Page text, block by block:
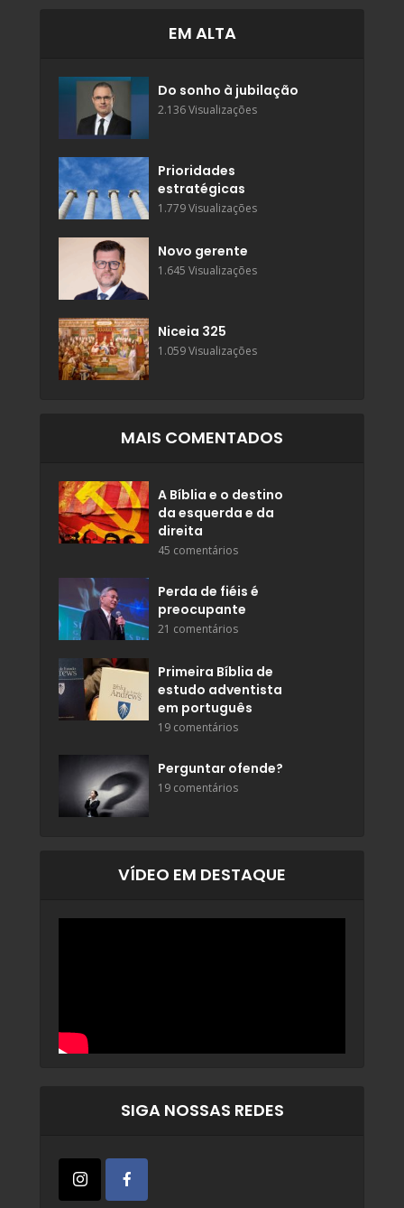
EM ALTA
Do sonho à jubilação
2.136 Visualizações
Prioridades
estratégicas
1.779 Visualizações
Novo gerente
1.645 Visualizações
Niceia 325
1.059 Visualizações
MAIS COMENTADOS
A Bíblia e o destino
da esquerda e da
direita
45 comentários
Perda de fiéis é
preocupante
21 comentários
Primeira Bíblia de
estudo adventista
em português
19 comentários
Perguntar ofende?
19 comentários
VÍDEO EM DESTAQUE
SIGA NOSSAS REDES